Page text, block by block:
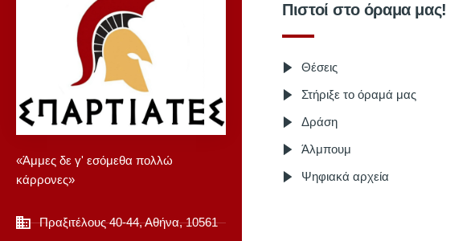
«Άμμες δε γ' εσόμεθα πολλώ
κάρρονες»
Πραξιτέλους 40-44, Αθήνα, 10561
Πιστοί στο όραμα μας!
Θέσεις
Στήριξε το όραμά μας
Δράση
Άλμπουμ
Ψηφιακά αρχεία